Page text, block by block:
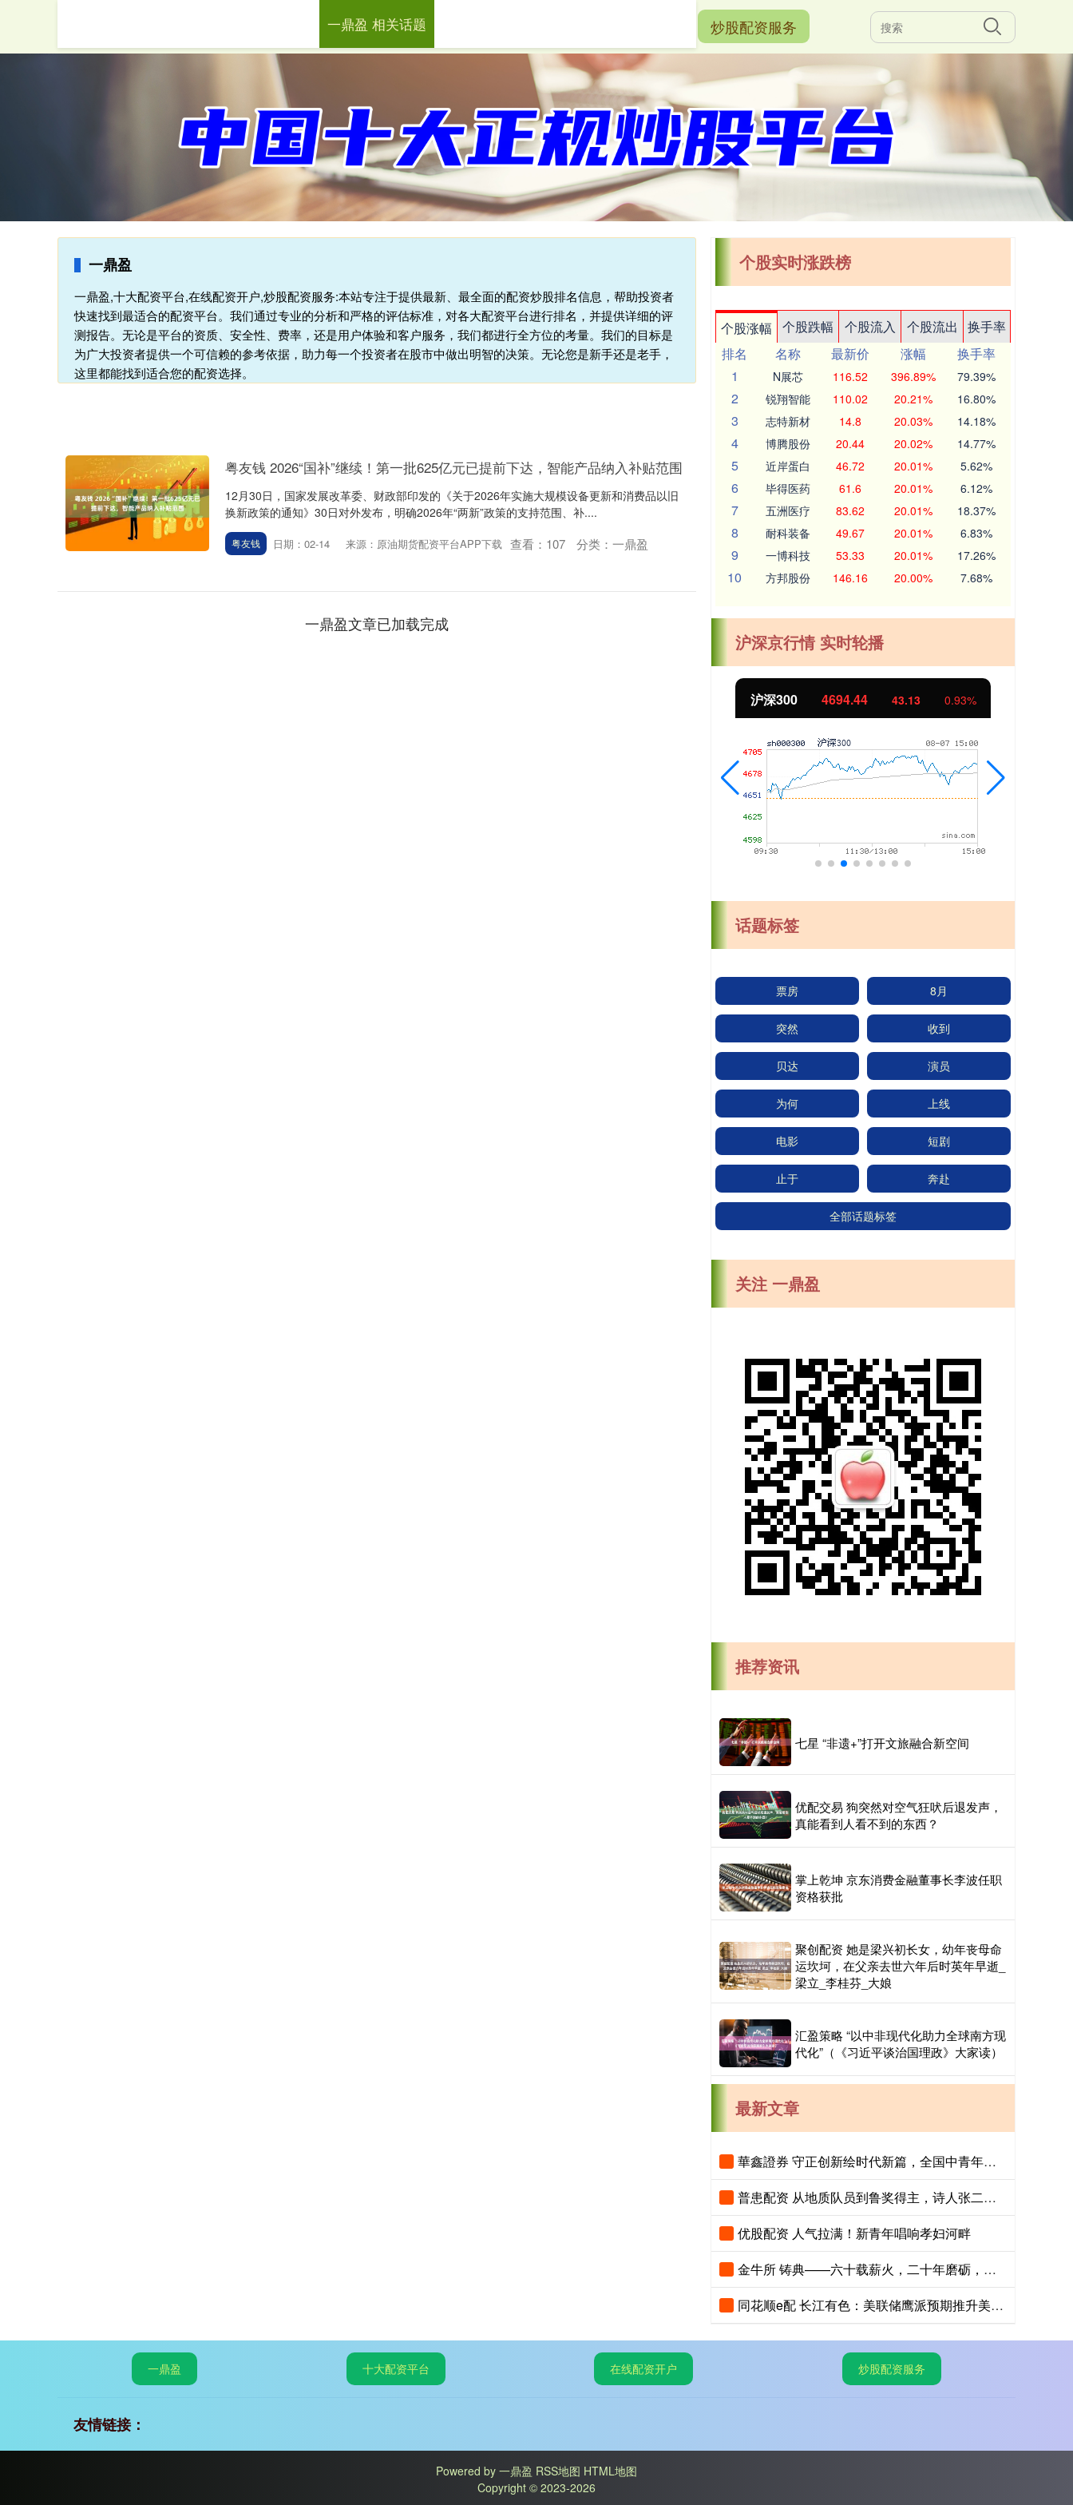
一鼎盈 炒股配资服务
一鼎盈
一鼎盈,十大配资平台,在线配资开户,炒股配资服务:本站专注于提供最新、最全面的配资炒股排名信息，帮助投资者
快速找到最适合的配资平台。我们通过专业的分析和严格的评估标准，对各大配资平台进行排名，并提供详细的评
测报告。无论是平台的资质、安全性、费率，还是用户体验和客户服务，我们都进行全方位的考量。我们的目标是
为广大投资者提供一个可信赖的参考依据，助力每一个投资者在股市中做出明智的决策。无论您是新手还是老手，
这里都能找到适合您的配资选择。
一鼎盈 相关话题
粤友钱 2026“国补”继续！第一批625亿元已提前下达，智能产品纳入补贴范围
12月30日，国家发展改革委、财政部印发的《关于2026年实施大规模设备更新和消费品以旧
换新政策的通知》30日对外发布，明确2026年“两新”政策的支持范围、补....
粤友钱 日期：02-14 来源：原油期货配资平台APP下载 查看： 107 分类： 一鼎盈
一鼎盈文章已加载完成
个股实时涨跌榜
个股涨幅 个股跌幅 个股流入 个股流出
换手率
排名
名称 最新价 涨幅
换手率
1
N展芯 116.52 396.89% 79.39%
2 锐翔智能 110.02 20.21% 16.80%
3 志特新材 14.8 20.03% 14.18%
4 博腾股份 20.44 20.02% 14.77%
5 近岸蛋白 46.72 20.01% 5.62%
6 毕得医药 61.6 20.01% 6.12%
7 五洲医疗 83.62 20.01% 18.37%
8 耐科装备 49.67 20.01% 6.83%
9 一博科技 53.33 20.01% 17.26%
10 方邦股份 146.16 20.00% 7.68%
沪深京行情 实时轮播
沪深300 4694.44 43.13 0.93%
话题标签
票房 8月
突然 收到
贝达 演员
为何 上线
电影 短剧
止于 奔赴
全部话题标签
关注 一鼎盈
推荐资讯
七星 “非遗+”打开文旅融合新空间
优配交易 狗突然对空气狂吠后退发声，
真能看到人看不到的东西？
掌上乾坤 京东消费金融董事长李波任职
资格获批
聚创配资 她是梁兴初长女，幼年丧母命
运坎坷，在父亲去世六年后时英年早逝_
梁立_李桂芬_大娘
汇盈策略 “以中非现代化助力全球南方现
代化”（《习近平谈治国理政》大家读）
最新文章
華鑫證券 守正创新绘时代新篇，全国中青年创新艺术展登陆中国美术馆
普患配资 从地质队员到鲁奖得主，诗人张二棍分享写作与人生：“因为苍天在上，我愿埋首人间”
优股配资 人气拉满！新青年唱响孝妇河畔
金牛所 铸典——六十载薪火，二十年磨砺，《现代汉语大词典》出版
同花顺e配 长江有色：美联储鹰派预期推升美指位居13个月高位 25日镍价或小跌
一鼎盈 十大配资平台 在线配资开户 炒股配资服务
友情链接：
Powered by 一鼎盈 RSS地图 HTML地图
Copyright © 2023-2026